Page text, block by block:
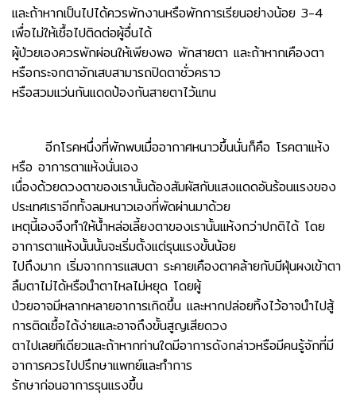
และถ้าหากเป็นไปได้ควรพักงานหรือพักการเรียนอย่างน้อย 3-4
เพื่อไม่ให้เชื้อไปติดต่อผู้อื่นได้
ผู้ป่วยเองควรพักผ่อนให้เพียงพอ พักสายตา และถ้าหากเคืองตา
หรือกระจกตาอักเสบสามารถปิดตาชั่วคราว
หรือสวมแว่นกันแดดป้องกันสายตาไว้แทน
อีกโรคหนึ่งที่พักพบเมื่ออากาศหนาวขึ้นนั่นก็คือ โรคตาแห้ง
หรือ อาการตาแห้งนั่นเอง
เนื่องด้วยดวงตาของเรานั้นต้องสัมผัสกับแสงแดดอันร้อนแรงของ
ประเทศเราอีกทั้งลมหนาวเองที่พัดผ่านมาด้วย
เหตุนี้เองจึงทำให้น้ำหล่อเลี้ยงตาของเรานั้นแห้งกว่าปกติได้ โดย
อาการตาแห้งนั้นนั้นจะเริ่มตั้งแต่รุนแรงขั้นน้อย
ไปถึงมาก เริ่มจากการแสบตา ระคายเคืองตาคล้ายกับมีฝุ่นผงเข้าตา
ลืมตาไม่ได้หรือนำตาไหลไม่หยุด โดยผู้
ป่วยอาจมีหลากหลายอาการเกิดขึ้น และหากปล่อยทิ้งไว้อาจนำไปสู้
การติดเชื้อได้ง่ายและอาจถึงขั้นสูญเสียดวง
ตาไปเลยทีเดียวและถ้าหากท่านใดมีอาการดังกล่าวหรือมีคนรู้จักที่มี
อาการควรไปปรึกษาแพทย์และทำการ
รักษาก่อนอาการรุนแรงขึ้น